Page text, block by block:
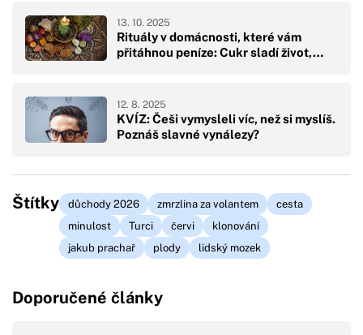
Rituály v domácnosti, které vám
přitáhnou peníze: Cukr sladí život,…
13. 10. 2025
KVÍZ: Češi vymysleli víc, než si myslíš.
Poznáš slavné vynálezy?
12. 8. 2025
Štítky důchody 2026 zmrzlina za volantem
cesta
minulost
Turci červi
klonování
jakub prachař
plody lidský mozek
Doporučené články